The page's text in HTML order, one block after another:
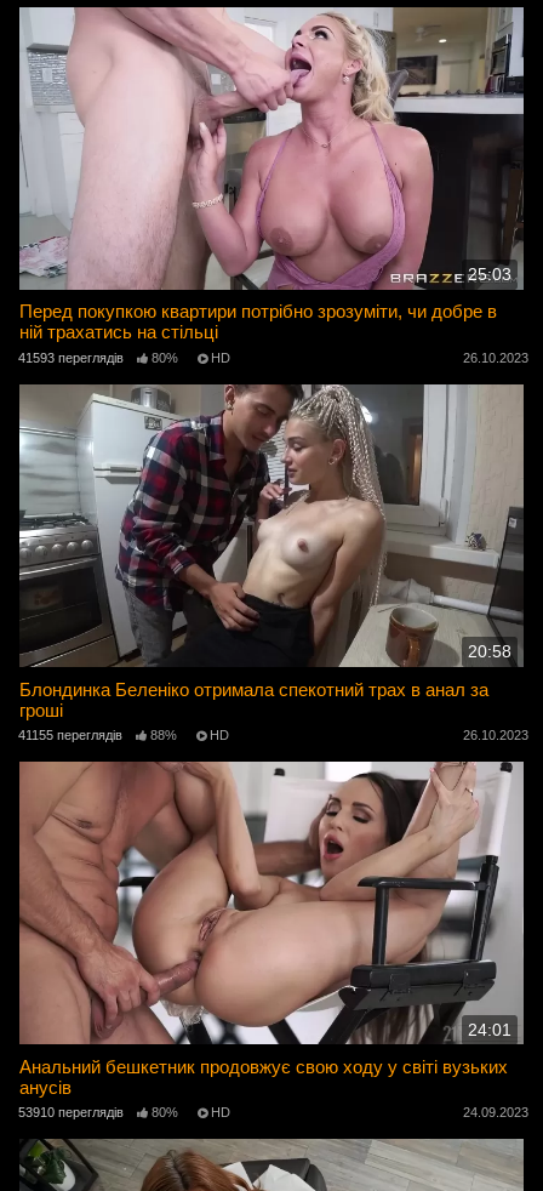
25:03
Перед покупкою квартири потрібно зрозуміти, чи добре в
ній трахатись на стільці
41593 переглядів 80% HD 26.10.2023
20:58
Блондинка Беленіко отримала спекотний трах в анал за
гроші
41155 переглядів 88% HD 26.10.2023
24:01
Анальний бешкетник продовжує свою ходу у світі вузьких
анусів
53910 переглядів 80% HD 24.09.2023